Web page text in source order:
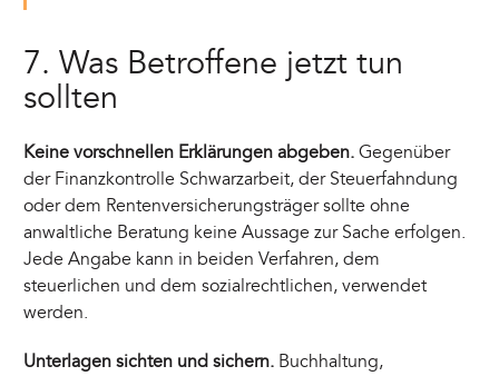
7. Was Betroffene jetzt tun
sollten
Keine vorschnellen Erklärungen abgeben. Gegenüber
der Finanzkontrolle Schwarzarbeit, der Steuerfahndung
oder dem Rentenversicherungsträger sollte ohne
anwaltliche Beratung keine Aussage zur Sache erfolgen.
Jede Angabe kann in beiden Verfahren, dem
steuerlichen und dem sozialrechtlichen, verwendet
werden.
Unterlagen sichten und sichern. Buchhaltung,